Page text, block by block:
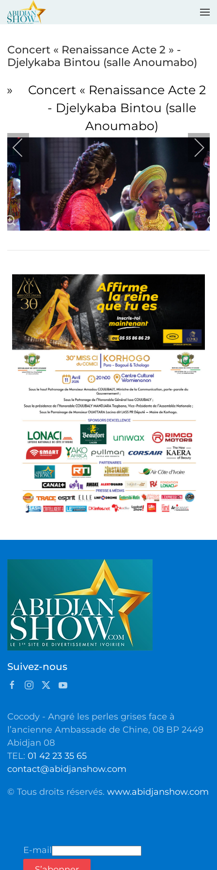
Concert « Renaissance Acte 2 » -
Djelykaba Bintou (salle Anoumabo)
Concert « Renaissance Acte 2 »
- Djelykaba Bintou (salle
Anoumabo)
Suivez-nous
Cocody - Angré les perles grises face à
l’ancienne Ambassade de Chine, 08 BP 2449
Abidjan 08
TEL: 01 42 23 35 65
contact@abidjanshow.com
© Tous droits réservés. www.abidjanshow.com
E-mail